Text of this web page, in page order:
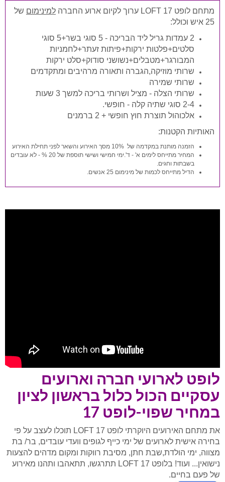
מתחם לופט LOFT 17 ערוך לקיום ארוע החברה למינימום של
25 איש וכולל:
2 עמדות גריל ליד הבריכה - 5 סוגי בשר+5 סוגי
סלטים+פלטות ירקות+פיתות זעתר+לחמניות
המבורגר+מטבלים+נשושני סודוק+סלט ירקות
שרותי מוזיקה,הגברה ותאורה מרהיבים ומתקדמים
שרותי שמירה
שרותי הצלה - מציל ושרותי בריכה למשך 3 שעות
2-4 סוגי שתיה קלה - חופשי.
אלכוהול תוצרת חוץ חופשי + 2 ברמנים
האותיות הקטנות:
הזמנה מותנת במקדמה של 10% מסך האירוע והשאר לפני תחילת האירוע
המחיר מתייחס לימים א' - ד'.ימי חמישי ושישי תוספת של 20 % - לא עובדים
בשבתות וחגים.
הדיל מתייחס לכמות של מינימום 25 אנשים.
לופט לארועי חברה וארועים
עסקיים הכול כלול בראשון לציון
במחיר שפוי-לופט 17
את מתחם האירועים היוקרתי לופט 17 LOFT תוכלו לעצב על פי
בחירה אישית לארועים של ימי כייף לגופים וועדי עובדים, בר/ בת
מצווה, ימי הולדת,שבת חתן, מסיבת רווקות ומקום מדהים להצעות
נישואין... ועוד! בלופט 17 LOFT תתרגשו, תתאהבו ותהנו מאירוע
של פעם בחיים.